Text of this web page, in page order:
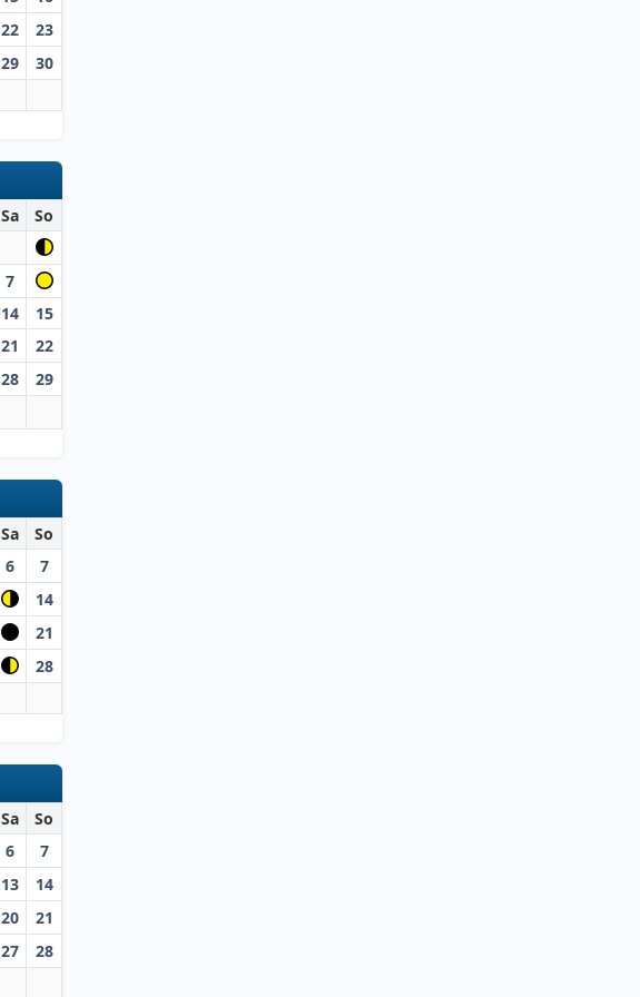
22
23
29
30
Sa
So
7
14
15
21
22
28
29
Sa
So
6
7
14
21
28
Sa
So
6
7
13
14
20
21
27
28